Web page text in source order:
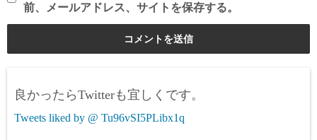
前、メールアドレス、サイトを保存する。
良かったらTwitterも宜しくです。
Tweets liked by @ Tu96vSI5PLibx1q